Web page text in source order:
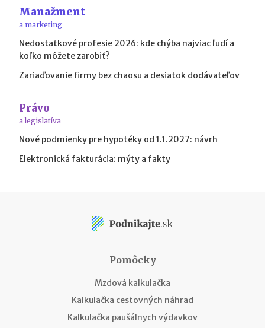
Manažment
a marketing
Nedostatkové profesie 2026: kde chýba najviac ľudí a
koľko môžete zarobiť?
Zariaďovanie firmy bez chaosu a desiatok dodávateľov
Právo
a legislatíva
Nové podmienky pre hypotéky od 1.1.2027: návrh
Elektronická fakturácia: mýty a fakty
Pomôcky
Mzdová kalkulačka
Kalkulačka cestovných náhrad
Kalkulačka paušálnych výdavkov